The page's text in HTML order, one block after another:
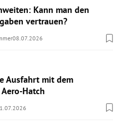
Kann man den
vertrauen?
08.07.2026
Ausfahrt mit dem
Hatch